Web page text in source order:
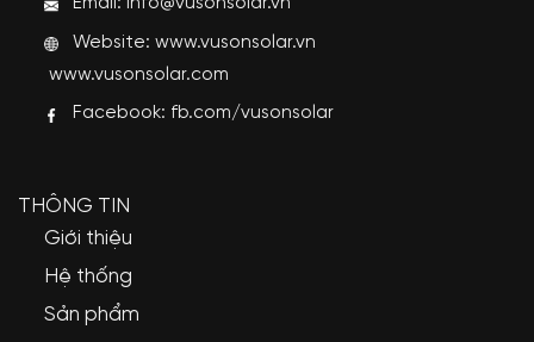
Email: info@vusonsolar.vn
Website:www.vusonsolar.vn
www.vusonsolar.com
Facebook: fb.com/vusonsolar
THÔNG TIN
Giới thiệu
Hệ thống
Sản phẩm